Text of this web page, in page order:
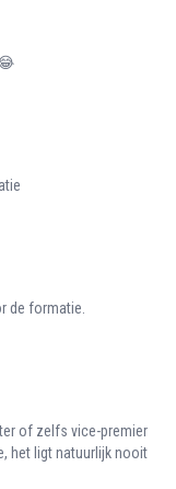
de formatie.
of zelfs vice-premier
het ligt natuurlijk nooit